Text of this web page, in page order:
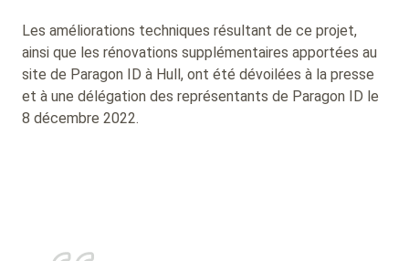
Les améliorations techniques résultant de ce projet,
ainsi que les rénovations supplémentaires apportées au
site de Paragon ID à Hull, ont été dévoilées à la presse
et à une délégation des représentants de Paragon ID le
8 décembre 2022.